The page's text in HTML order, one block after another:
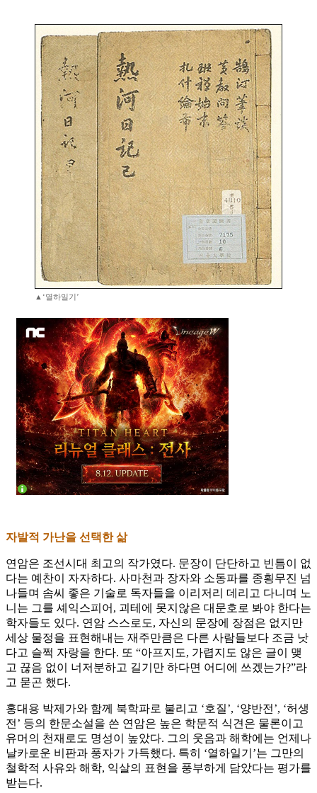
▲‘열하일기’
자발적 가난을 선택한 삶
연암은 조선시대 최고의 작가였다. 문장이 단단하고 빈틈이 없
다는 예찬이 자자하다. 사마천과 장자와 소동파를 종횡무진 넘
나들며 솜씨 좋은 기술로 독자들을 이리저리 데리고 다니며 노
니는 그를 셰익스피어, 괴테에 못지않은 대문호로 봐야 한다는
학자들도 있다. 연암 스스로도, 자신의 문장에 장점은 없지만
세상 물정을 표현해내는 재주만큼은 다른 사람들보다 조금 낫
다고 슬쩍 자랑을 한다. 또 “아프지도, 가렵지도 않은 글이 맺
고 끊음 없이 너저분하고 길기만 하다면 어디에 쓰겠는가?”라
고 묻곤 했다.
홍대용 박제가와 함께 북학파로 불리고 ‘호질’, ‘양반전’, ‘허생
전’ 등의 한문소설을 쓴 연암은 높은 학문적 식견은 물론이고
유머의 천재로도 명성이 높았다. 그의 웃음과 해학에는 언제나
날카로운 비판과 풍자가 가득했다. 특히 ‘열하일기’는 그만의
철학적 사유와 해학, 익살의 표현을 풍부하게 담았다는 평가를
받는다.